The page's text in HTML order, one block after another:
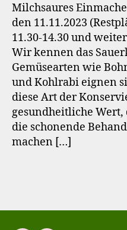
Milchsaures
den 11.11.2023
11.30-14.30 und
Wir kennen das
Gemüsearten wie
und Kohlrabi eignen
diese Art der
gesundheitliche
die schonende
machen […]